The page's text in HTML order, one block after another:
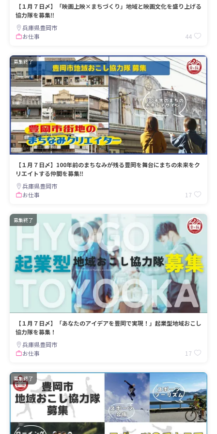
【１月７日〆】「映画上映×まちづくり」地域と映画文化を盛り上げる
協力隊を募集‼
兵庫県豊岡市
お仕事
44
募集終了
【１月７日〆】100年前のまちなみが残る豊岡を舞台にまちの未来をク
リエイトする仲間を募集‼
兵庫県豊岡市
お仕事
17
募集終了
【１月７日〆】「あなたのアイデアを豊岡で実現！」起業型地域おこし
協力隊を募集！
兵庫県豊岡市
お仕事
17
募集終了